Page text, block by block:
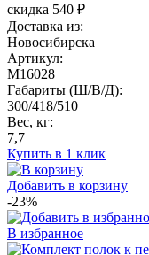
скидка 540 ₽
Доставка из:
Новосибирска
Артикул:
M16028
Габариты (Ш/В/Д):
300/418/510
Вес, кг:
7,7
Купить в 1 клик
Добавить в корзину
-23%
В избранное